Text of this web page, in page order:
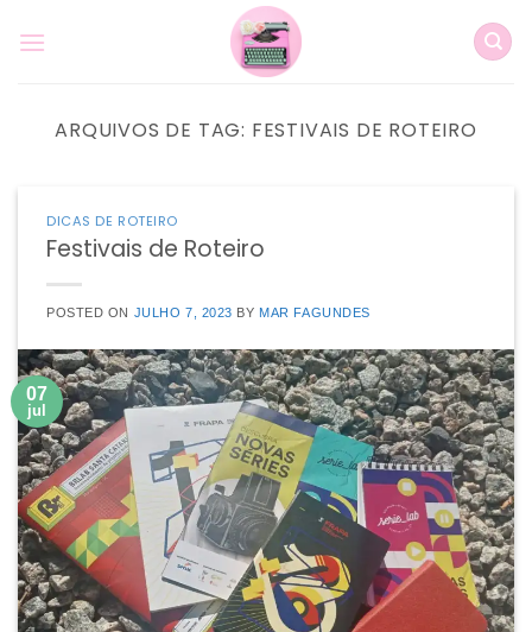
ARQUIVOS DE TAG: FESTIVAIS DE ROTEIRO
DICAS DE ROTEIRO
Festivais de Roteiro
POSTED ON JULHO 7, 2023 BY MAR FAGUNDES
07
jul